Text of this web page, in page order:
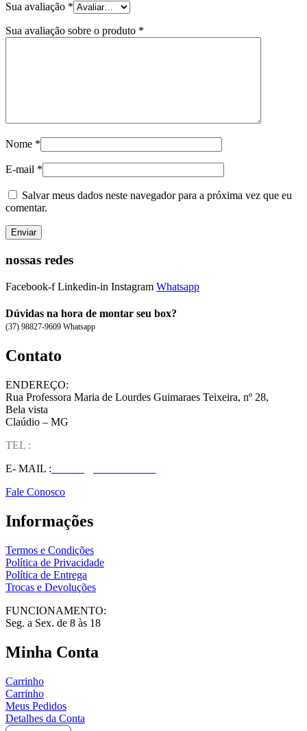
Sua avaliação *
Sua avaliação sobre o produto *
Nome *
E-mail *
Salvar meus dados neste navegador para a próxima vez que eu
comentar.
nossas redes
Facebook-f Linkedin-in Instagram Whatsapp
Dúvidas na hora de montar seu box?
(37) 98827-9609 Whatsapp
Contato
ENDEREÇO:
Rua Professora Maria de Lourdes Guimaraes Teixeira, nº 28,
Bela vista
Claúdio – MG
TEL :
E- MAIL :
Fale Conosco
Informações
Termos e Condições
Política de Privacidade
Política de Entrega
Trocas e Devoluções
FUNCIONAMENTO:
Seg. a Sex. de 8 às 18
Minha Conta
Carrinho
Carrinho
Meus Pedidos
Detalhes da Conta